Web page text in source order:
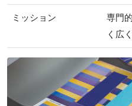
ミッション
専門
く広